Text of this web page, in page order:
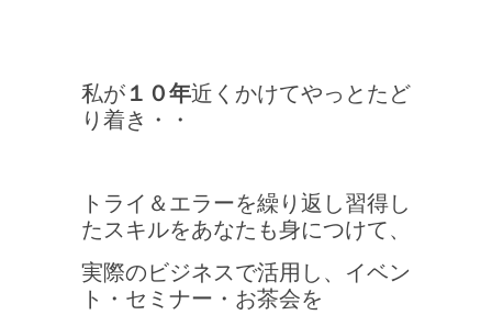
私が１０年近くかけてやっとたど
り着き・・
トライ＆エラーを繰り返し習得し
たスキルをあなたも身につけて、
実際のビジネスで活用し、イベン
ト・セミナー・お茶会を